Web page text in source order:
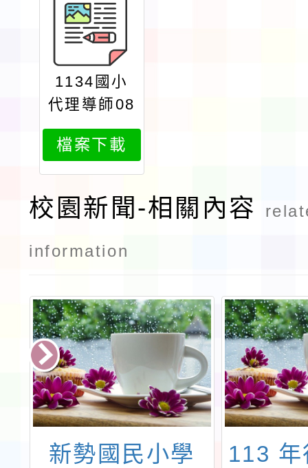
1134國小
代理導師08
19
檔案下載
校園新聞-相關內容
information
新勢國民小學
113